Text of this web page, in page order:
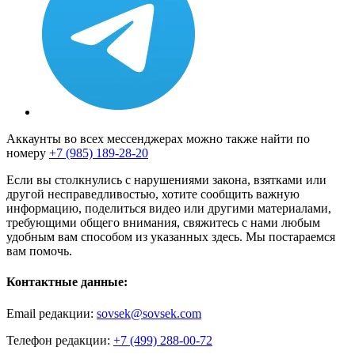
Аккаунты во всех мессенджерах можно также найти по
номеру +7 (985) 189-28-20
Если вы столкнулись с нарушениями закона, взятками или
другой несправедливостью, хотите сообщить важную
информацию, поделиться видео или другими материалами,
требующими общего внимания, свяжитесь с нами любым
удобным вам способом из указанных здесь. Мы постараемся
вам помочь.
Контактные данные:
Email редакции: sovsek@sovsek.com
Телефон редакции: +7 (499) 288-00-72